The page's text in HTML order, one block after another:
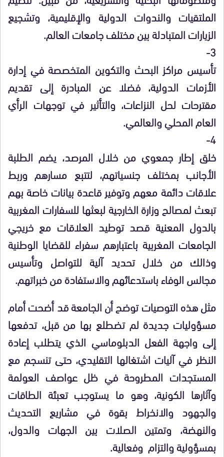
الملتقيات والندوات الدولية والإقليمية، وتشجيع
الزيارات المتبادلة بين مختلف جامعات العالم.
3-
تأسيس مراكز البحث والتكوين المتخصصة في إدارة
الأزمات الدولية، فضلا عن المبادرة إلى تقديم
مقترحات لحل النزاعات، والتأثير في توجهات الرأي
العام المحلي والعالمي.
4-
خلق إطار جمعوي من خلال المرصد، يضم الطلبة
الأجانب بمختلف جنسياتهم، لتتبع مسارهم وربط
علاقات دائمة معهم وتوفير قاعدة بيانات خاصة بهم
تبعث لمصالح وزارة الخارجية لبعثها للسفارات المغربية
بالدول المعنية قصد توطيد العلاقات مع خريجي
الجامعات المغربية باعتبارهم سفراء للقضايا الوطنية
وذالك من خلال تحديد آلية للتواصل وتأسيس
مجالس الوفاء باستدعائهم والاستفادة من خبراتهم.
مثل هذه التوصيات توضح أن الجامعة قد أضحت أمام
مسؤوليات جديدة لم تضطلع بها من قبل، تدفعها
إلى واجهة الفعل الدبلوماسي الذي يتطلب إعادة
النظر في آليات اشتغالها التقليدي، حتى تنسجم مع
المستجدات المطروحة في ظل عواصف العولمة
وآثارها الكونية، وهو ما يستوجب تعبئة الطاقات
والجهود والانخراط بقوة في مشاريع التحديث
والنهضة، وتمتين الصلات بين الجهات والدول،
بمسؤولية والتزام وفعالية.